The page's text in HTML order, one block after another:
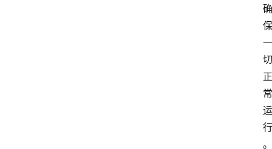
确
保
一
切
正
常
运
行
。